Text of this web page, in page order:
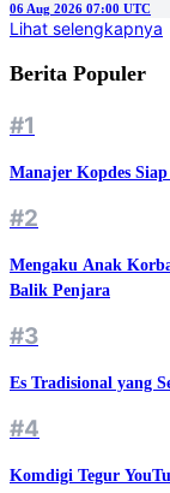
06 Aug 2026 07:00 UTC
Lihat selengkapnya
Berita Populer
#1
Manajer Kopdes
#2
Mengaku Anak
Balik Penjara
#3
Es Tradisional yang
#4
Komdigi Tegur